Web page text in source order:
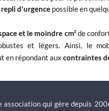
repli d'urgencepossible en
et le moindre cm²de
et légers. Ainsi, le
en répondant aux contraintes
association qui gère depuis